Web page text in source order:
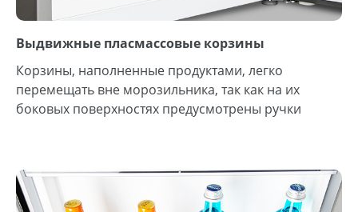
Выдвижные пласмассовые корзины
Корзины, наполненные продуктами, легко
перемещать вне морозильника, так как на их
боковых поверхностях предусмотрены ручки